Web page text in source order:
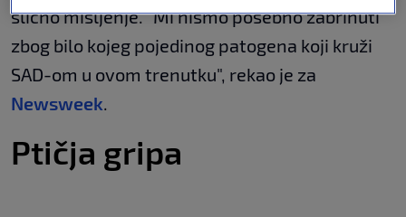
slično mišljenje. "Mi nismo posebno zabrinuti
zbog bilo kojeg pojedinog patogena koji kruži
SAD-om u ovom trenutku", rekao je za
Newsweek.
Ptičja gripa